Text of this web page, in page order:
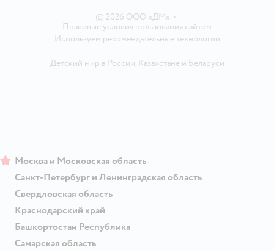
© 2026 ООО «ДМ» •
Правовые условия пользования сайтом
Используем рекомендательные технологии
Детский мир в России, Казахстанеи Беларуси
Москва и Московская область
Санкт-Петербург и Ленинградская область
Свердловская область
Краснодарский край
Башкортостан Республика
Самарская область